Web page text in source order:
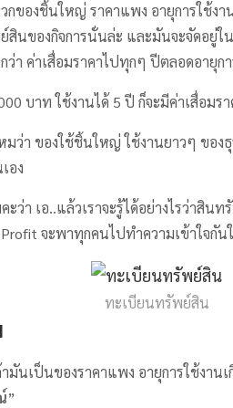
ของชิ้นใหญ่ ราคาแพง อายุการใช้ง
สินของกิจการนั่นล่ะ และมันจะจัดอยู่
า ค่าเสื่อมราคาไปทุกๆ ปีตลอดอายุก
บาท ใช้งานได้ 5 ปี ก็จะมีค่าเสื่อม
ว่า ของใช้ชิ้นใหญ่ ใช้งานยาวๆ ของ
อง
ว่า เอ..แล้วเราจะรู้ได้อย่างไรว่าสิน
จะพาทุกคนไปทำความเข้าใจกัน
ทะเบียนทรัพย์สิน
มันเป็นของราคาแพง อายุการใช้งา
”